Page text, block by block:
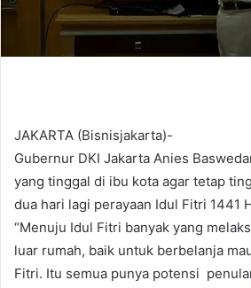
JAKARTA (Bisnisjakarta)-
Gubernur DKI Jakarta Anies
yang tinggal di ibu kota agar tetap
dua hari lagi perayaan Idul Fitri 1441
“Menuju Idul Fitri banyak yang
luar rumah, baik untuk berbelanja
Fitri. Itu semua punya potensi